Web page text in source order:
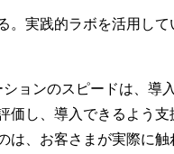
実践的ラボを活用し
ョンのスピードは、導
し、導入できるよう支
、お客さまが実際に